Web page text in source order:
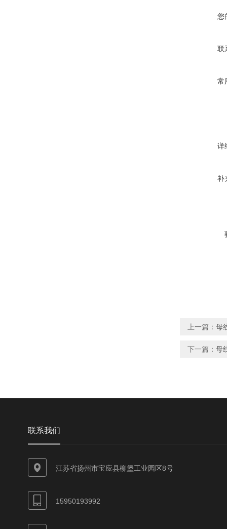
您
联
常
详
补
上一篇： 母
下一篇： 母
联系我们
江苏省扬州市宝应县柳堡工业园区8号
15950193992